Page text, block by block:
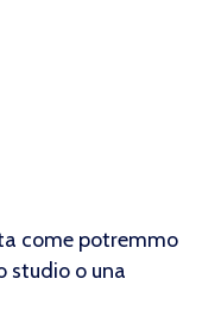
come potremmo
studio o una